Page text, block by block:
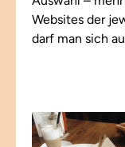
Websites der
darf man sich